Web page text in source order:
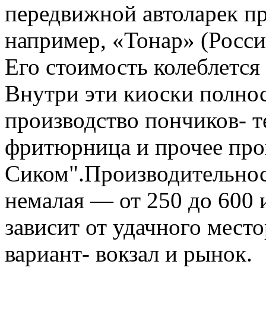
передвижной автоларек
например, «Тонар»
Его стоимость
Внутри эти киоски
производство пончиков-
фритюрница и прочее
немалая — от 250 до 600
зависит от удачного
вариант- вокзал и рынок.